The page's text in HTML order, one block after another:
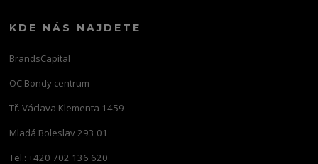
KDE NÁS NAJDETE
BrandsCapital
OC Bondy centrum
Tř. Václava Klementa 1459
Mladá Boleslav 293 01
Tel.: +420 702 136 620